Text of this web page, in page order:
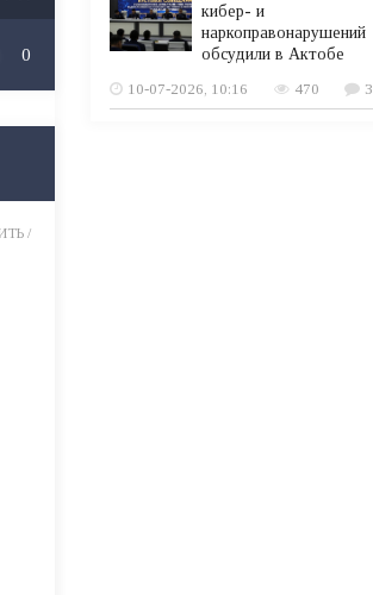
0
/
кибер- и
наркоправонарушений
обсудили в Актобе
10-07-2026, 10:16
470 3